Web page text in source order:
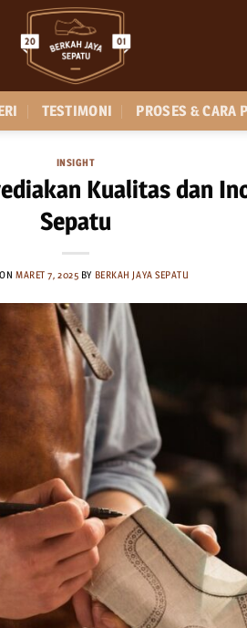
TESTIMONI PROSES & CARA
INSIGHT
Kualitas dan
Sepatu
MARET 7, 2025 BY BERKAH JAYA SEPATU